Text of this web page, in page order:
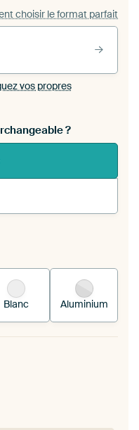
choisir le format parfait
vos propres
?
impression dans
Blanc Aluminium